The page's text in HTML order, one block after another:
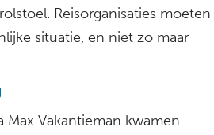
Reisorganisaties moeten
situatie, en niet zo maar
Max Vakantieman kwamen